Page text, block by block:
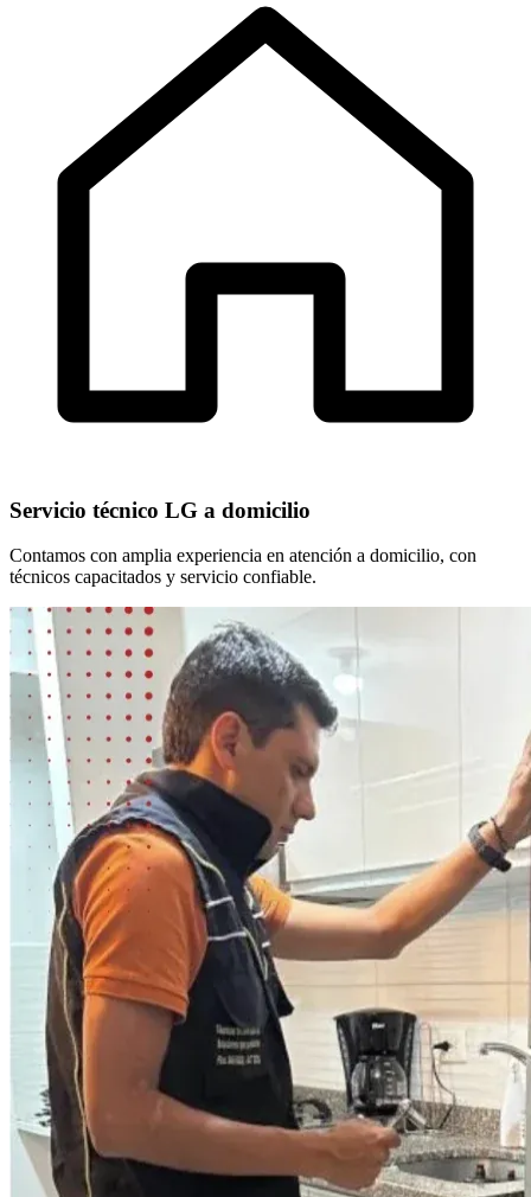
Servicio técnico LG a domicilio
Contamos con amplia experiencia en atención a domicilio, con
técnicos capacitados y servicio confiable.